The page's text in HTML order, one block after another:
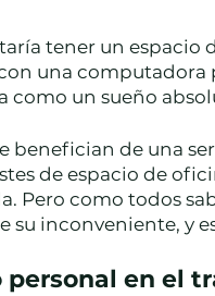
tener un
una
como un sueño
benefician de una
de espacio de
Pero como todos
inconveniente, y
en el